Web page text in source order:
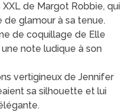
XXL de Margot Robbie, qui
glamour à sa tenue.
de coquillage de Elle
note ludique à son
vertigineux de Jennifer
sa silhouette et lui